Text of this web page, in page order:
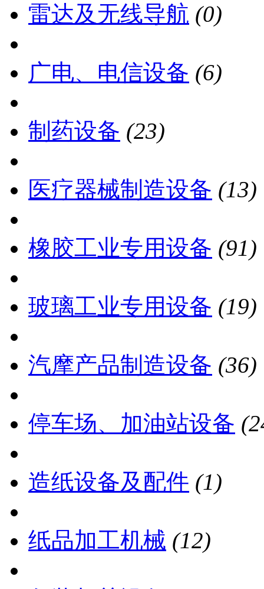
雷达及无线导航 (0)
广电、电信设备 (6)
制药设备 (23)
医疗器械制造设备 (13)
橡胶工业专用设备 (91)
玻璃工业专用设备 (19)
汽摩产品制造设备 (36)
停车场、加油站设备
造纸设备及配件 (1)
纸品加工机械 (12)